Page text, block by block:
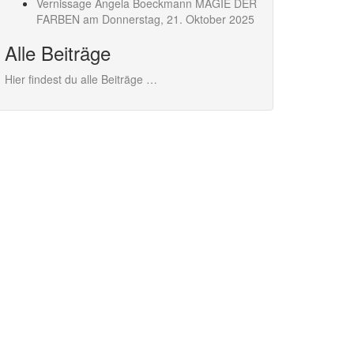
Vernissage Angela Boeckmann MAGIE DER
FARBEN am Donnerstag, 21. Oktober 2025
Alle Beiträge
Hier findest du alle Beiträge …